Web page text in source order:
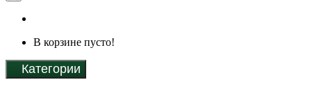
В корзине пусто!
Категории